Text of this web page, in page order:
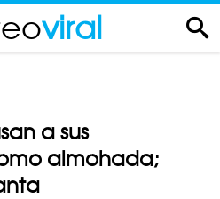
viral
a sus
almohada;